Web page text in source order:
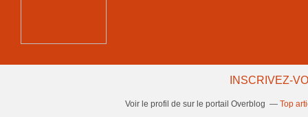
INSCRIVEZ-
Voir le profil de sur le portail Overblog Top